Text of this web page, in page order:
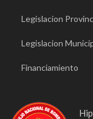
Legislacion
Legislacion
Financiamiento